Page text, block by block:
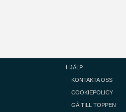
HJÄLP
KONTAKTA OSS
COOKIEPOLICY
GÅ TILL TOPPEN